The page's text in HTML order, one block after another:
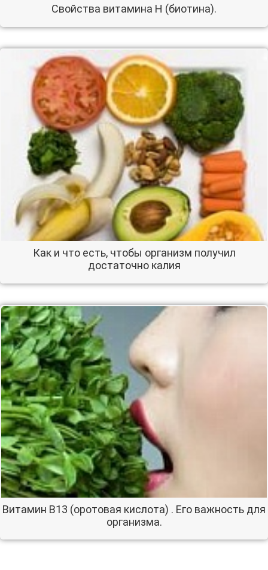
Свойства витамина Н (биотина).
Как и что есть, чтобы организм получил
достаточно калия
Витамин В13 (оротовая кислота) . Его важность для
организма.